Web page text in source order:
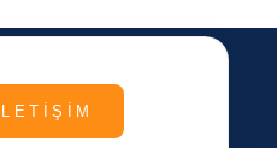
İLETIŞIM